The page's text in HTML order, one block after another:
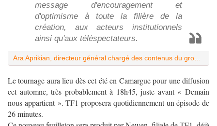
message d'encouragement et
d'optimisme à toute la filière de la
création, aux acteurs institutionnels
ainsi qu'aux téléspectateurs.
Le tournage aura lieu dès cet été en Camargue pour une diffusion
cet automne, très probablement à 18h45, juste avant « Demain
nous appartient ». TF1 proposera quotidiennement un épisode de
26 minutes.